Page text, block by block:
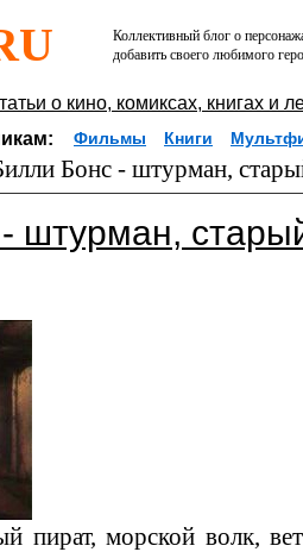
Коллективный блог о
добавить своего любимого
о кино, комиксах, книгах и
Фильмы Книги
Бонс - штурман,
штурман,
пират, морской волк,